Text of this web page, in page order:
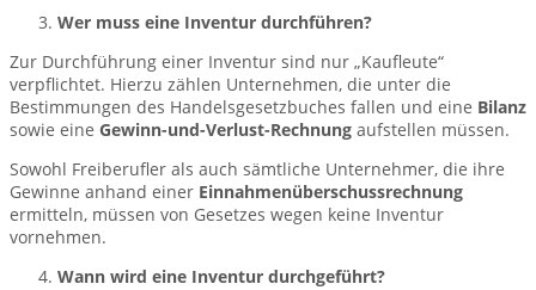
Wer muss eine Inventur durchführen?
Zur Durchführung einer Inventur sind nur „Kaufleute“
verpflichtet. Hierzu zählen Unternehmen, die unter die
Bestimmungen des Handelsgesetzbuches fallen und eine Bilanz
sowie eine Gewinn-und-Verlust-Rechnung aufstellen müssen.
Sowohl Freiberufler als auch sämtliche Unternehmer, die ihre
Gewinne anhand einer Einnahmenüberschussrechnung
ermitteln, müssen von Gesetzes wegen keine Inventur
vornehmen.
Wann wird eine Inventur durchgeführt?